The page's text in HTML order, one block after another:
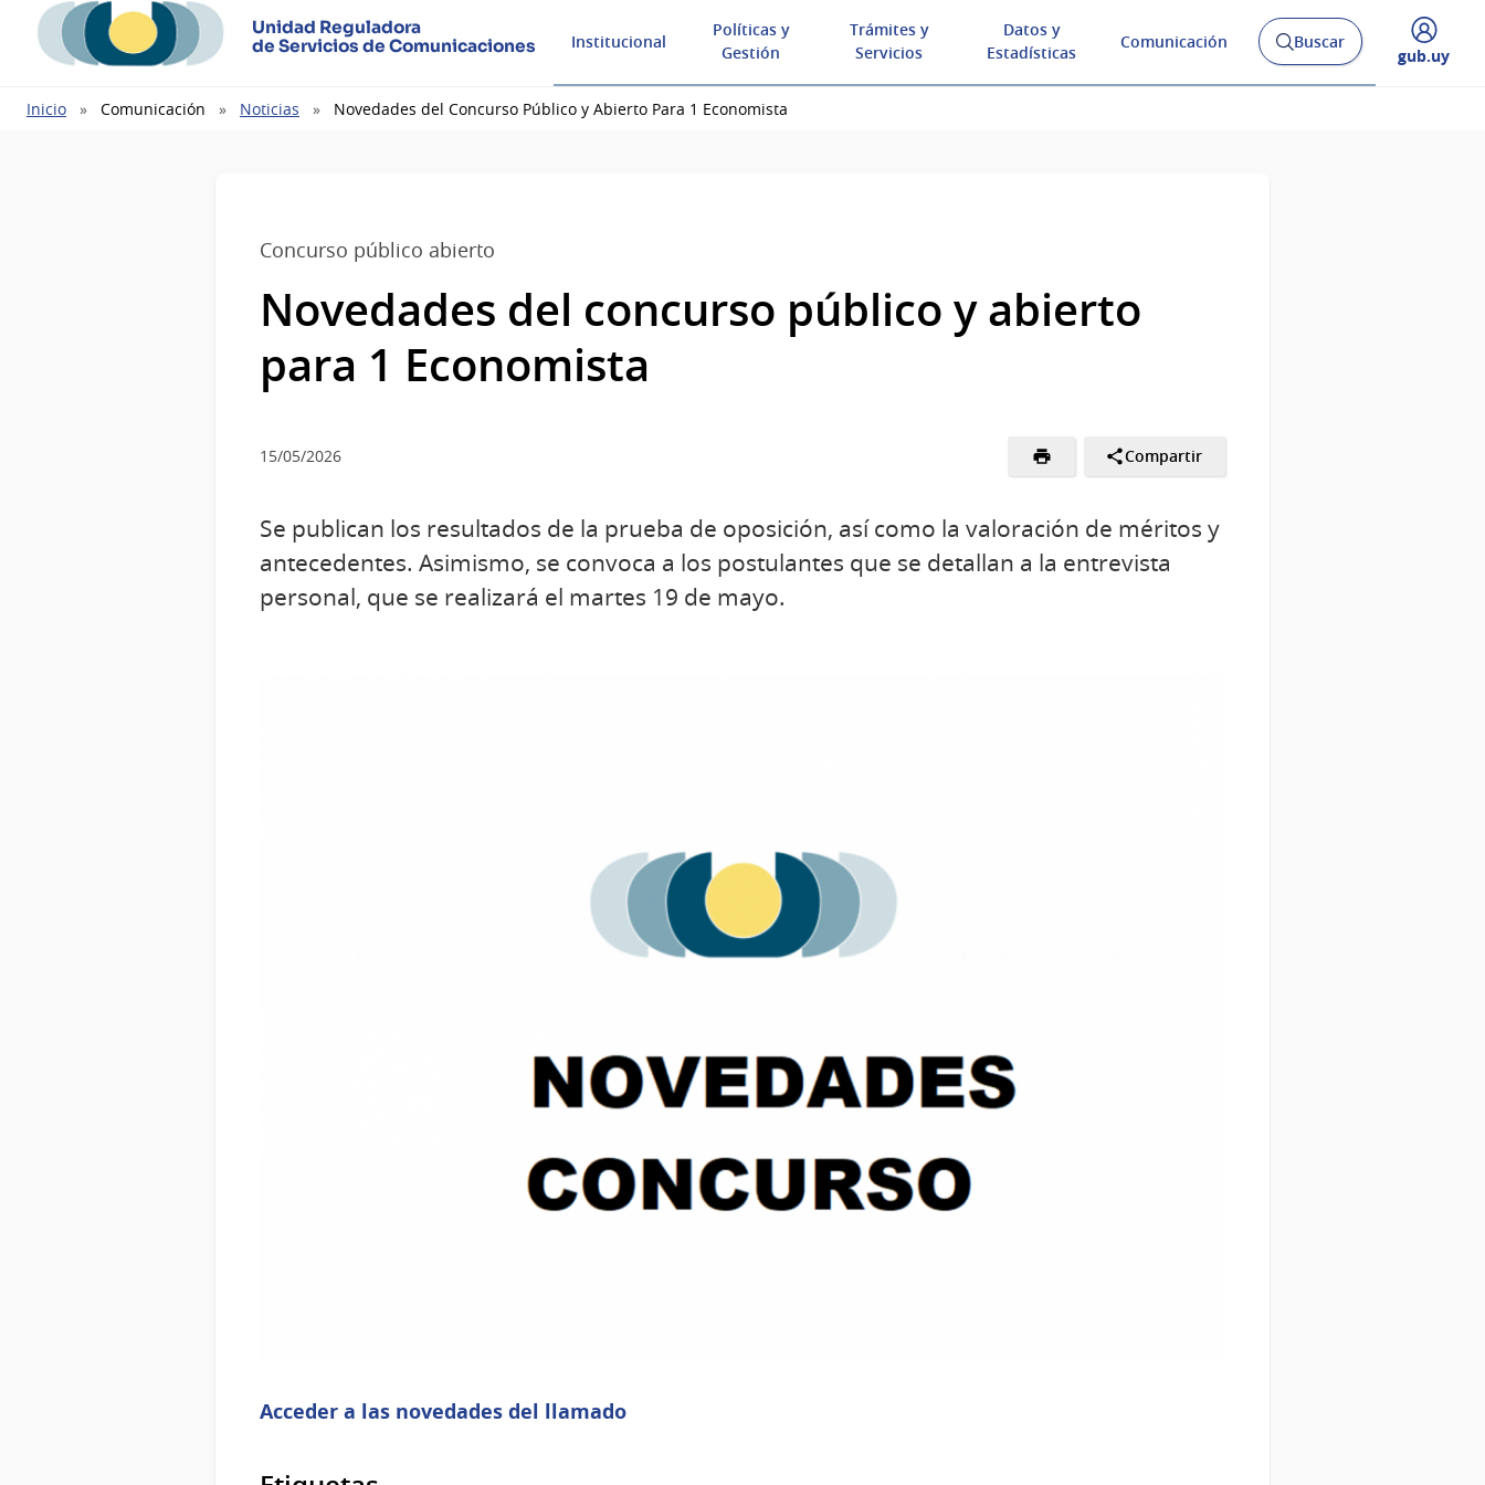
Unidad Reguladora
de Servicios de Comunicaciones
Institucional
Políticas y
Gestión
Trámites y
Servicios
Datos y
Estadísticas
Comunicación
AbrirBuscar
Desplegar
gub.uy
Ruta
Inicio Comunicación Noticias Novedades del Concurso Público y Abierto Para 1 Economista
Concurso público abierto
Novedades del concurso público y abierto
para 1 Economista
15/05/2026 Compartir
Se publican los resultados de la prueba de oposición, así como la valoración de méritos y
antecedentes. Asimismo, se convoca a los postulantes que se detallan a la entrevista
personal, que se realizará el martes 19 de mayo.
Acceder a las novedades del llamado